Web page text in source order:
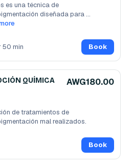
es una técnica de
diseñada para
el uso
50 min Book
QUÍMICA AWG180.00
de tratamientos de
mal realizados.
Book